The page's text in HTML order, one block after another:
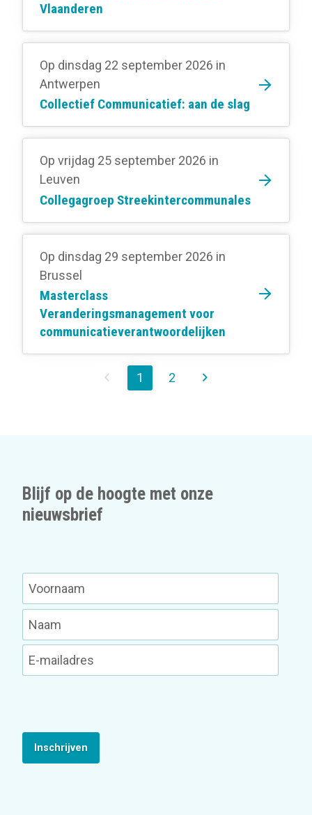
Vlaanderen
Op dinsdag 22 september 2026 in
Antwerpen
Collectief Communicatief: aan de slag
Op vrijdag 25 september 2026 in
Leuven
Collegagroep Streekintercommunales
Op dinsdag 29 september 2026 in
Brussel
Masterclass
Veranderingsmanagement voor
communicatieverantwoordelijken
1 2
Blijf op de hoogte met onze
nieuwsbrief
Inschrijven